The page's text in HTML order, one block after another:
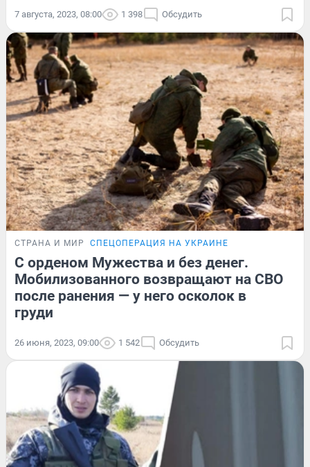
7 августа, 2023, 08:00 1 398 Обсудить
СТРАНА И МИР СПЕЦОПЕРАЦИЯ НА УКРАИНЕ
С орденом Мужества и без денег.
Мобилизованного возвращают на СВО
после ранения — у него осколок в
груди
26 июня, 2023, 09:00 1 542 Обсудить